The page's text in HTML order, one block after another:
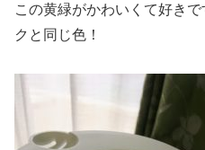
この黄緑がかわいくて好き
クと同じ色！